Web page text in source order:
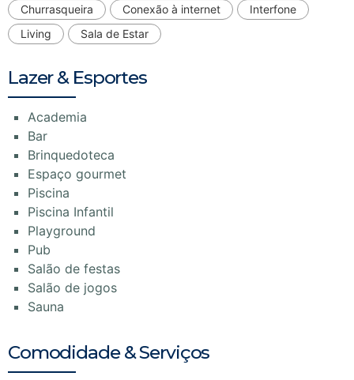
Churrasqueira Conexão à internet
Interfone
Living
Sala de Estar
Lazer & Esportes
Academia
Bar
Brinquedoteca
Espaço gourmet
Piscina
Piscina Infantil
Playground
Pub
Salão de festas
Salão de jogos
Sauna
Comodidade & Serviços